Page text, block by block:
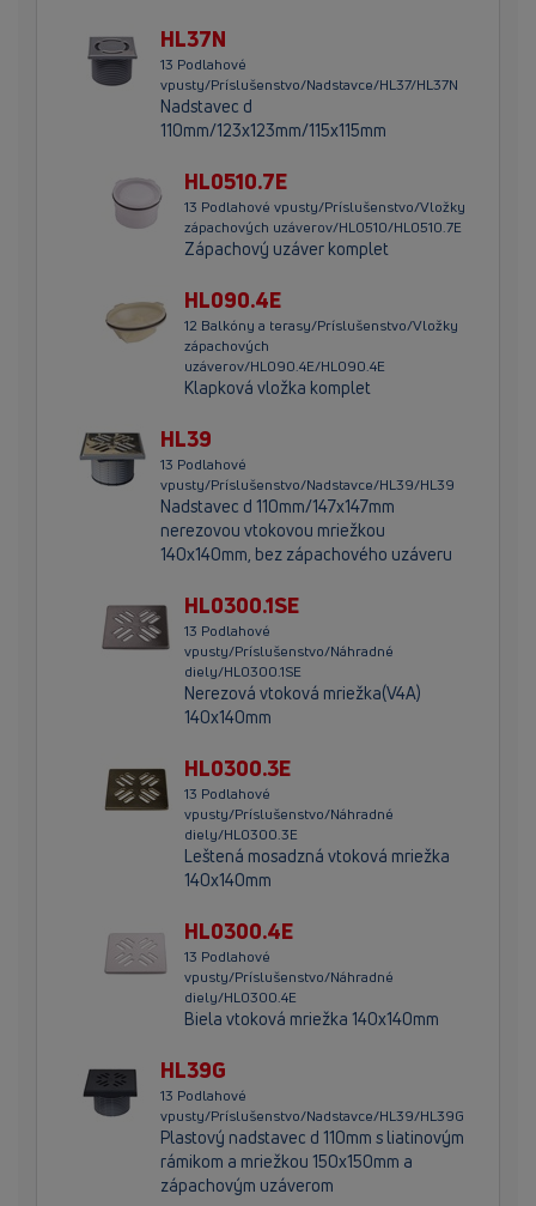
HL37N
13 Podlahové
vpusty/Príslušenstvo/Nadstavce/HL37/HL37N
Nadstavec d
110mm/123x123mm/115x115mm
HL0510.7E
13 Podlahové vpusty/Príslušenstvo/Vložky
zápachových uzáverov/HL0510/HL0510.7E
Zápachový uzáver komplet
HL090.4E
12 Balkóny a terasy/Príslušenstvo/Vložky
zápachových
uzáverov/HL090.4E/HL090.4E
Klapková vložka komplet
HL39
13 Podlahové
vpusty/Príslušenstvo/Nadstavce/HL39/HL39
Nadstavec d 110mm/147x147mm
nerezovou vtokovou mriežkou
140x140mm, bez zápachového uzáveru
HL0300.1SE
13 Podlahové
vpusty/Príslušenstvo/Náhradné
diely/HL0300.1SE
Nerezová vtoková mriežka(V4A)
140x140mm
HL0300.3E
13 Podlahové
vpusty/Príslušenstvo/Náhradné
diely/HL0300.3E
Leštená mosadzná vtoková mriežka
140x140mm
HL0300.4E
13 Podlahové
vpusty/Príslušenstvo/Náhradné
diely/HL0300.4E
Biela vtoková mriežka 140x140mm
HL39G
13 Podlahové
vpusty/Príslušenstvo/Nadstavce/HL39/HL39G
Plastový nadstavec d 110mm s liatinovým
rámikom a mriežkou 150x150mm a
zápachovým uzáverom